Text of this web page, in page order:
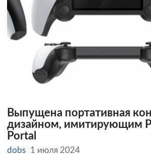
Выпущена портативная
дизайном, имитирующим
Portal
dobs 1 июля 2024